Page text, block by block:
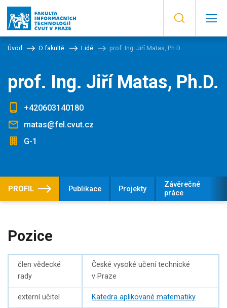
Úvod O fakultě Lidé prof. Ing. Jiří Matas, Ph.D.
prof. Ing. Jiří Matas, Ph.D.
+420603140180
matas@fel.cvut.cz
G-1
PROFIL Publikace Projekty
Závěrečné
práce
Pozice
člen vědecké
rady
České vysoké učení technické
v Praze
externí učitel Katedra aplikované matematiky